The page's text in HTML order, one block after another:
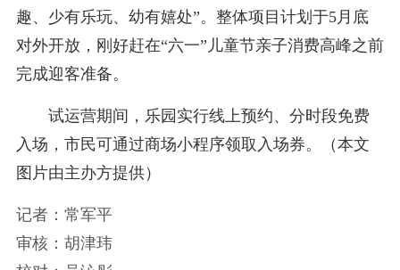
趣、少有乐玩、幼有嬉处”。整体项目计划于5月底
对外开放，刚好赶在“六一”儿童节亲子消费高峰之前
完成迎客准备。
试运营期间，乐园实行线上预约、分时段免费
入场，市民可通过商场小程序领取入场券。（本文
图片由主办方提供）
记者：常军平
审核：胡津玮